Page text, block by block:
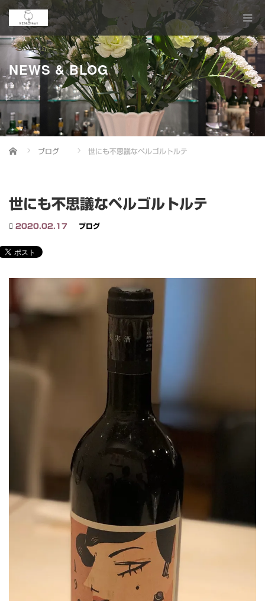
NEWS & BLOG
Home ブログ 世にも不思議なペルゴルトルテ
世にも不思議なペルゴルトルテ
2020.02.17 ブログ